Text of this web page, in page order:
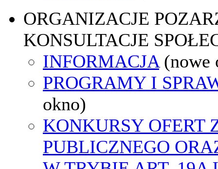
ORGANIZACJE
KONSULTACJE
INFORMACJA (nowe
PROGRAMY I
okno)
KONKURSY OFERT
PUBLICZNEGO